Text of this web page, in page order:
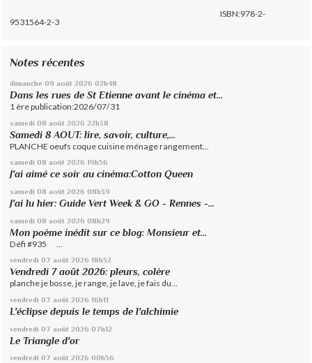
ISBN:978-2-
9531564-2-3
Notes récentes
dimanche 09 août 2026 02h48
Dans les rues de St Etienne avant le cinéma et...
1 ère publication:2026/07/31
samedi 08 août 2026 22h38
Samedi 8 AOUT: lire, savoir, culture,...
PLANCHE oeufs coque cuisine ménage rangement...
samedi 08 août 2026 19h56
J'ai aimé ce soir au cinéma:Cotton Queen
samedi 08 août 2026 08h39
J'ai lu hier: Guide Vert Week & GO - Rennes -...
samedi 08 août 2026 08h29
Mon poème inédit sur ce blog: Monsieur et...
Défi #935 ...
vendredi 07 août 2026 18h52
Vendredi 7 août 2026: pleurs, colère
planche je bosse, je range, je lave, je fais du...
vendredi 07 août 2026 16h11
L'éclipse depuis le temps de l'alchimie
vendredi 07 août 2026 07h12
Le Triangle d'or
vendredi 07 août 2026 00h56